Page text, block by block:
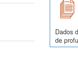
Dados
de